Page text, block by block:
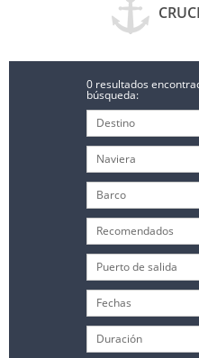
0 resultados
búsqueda: